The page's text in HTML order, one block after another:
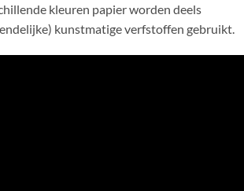
kleuren papier worden deels
kunstmatige verfstoffen gebruikt.